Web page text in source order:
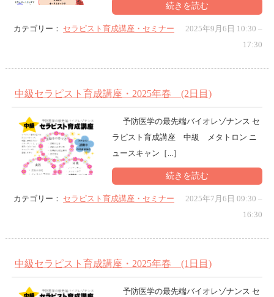
続きを読む
カテゴリー： セラピスト育成講座・セミナー 2025年9月6日 10:30 –
17:30
中級セラピスト育成講座・2025年春 (2日目)
予防医学の最先端バイオレゾナンス セ
ラピスト育成講座 中級 メタトロン ニ
ュースキャン［...］
続きを読む
カテゴリー： セラピスト育成講座・セミナー 2025年7月6日 09:30 –
16:30
中級セラピスト育成講座・2025年春 (1日目)
予防医学の最先端バイオレゾナンス セ